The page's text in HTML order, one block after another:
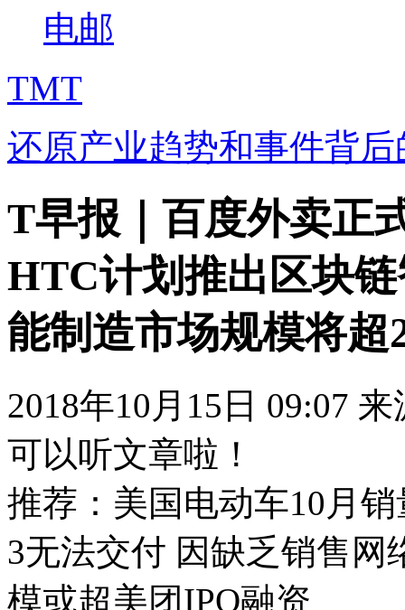
电邮
TMT
还原产业趋势和事件背
T早报｜百度外卖正
HTC计划推出区块
能制造市场规模将
2018年10月15日 09:07
可以听文章啦！
推荐：美国电动车10月
3无法交付 因缺乏销售网
模或超美团IPO融资